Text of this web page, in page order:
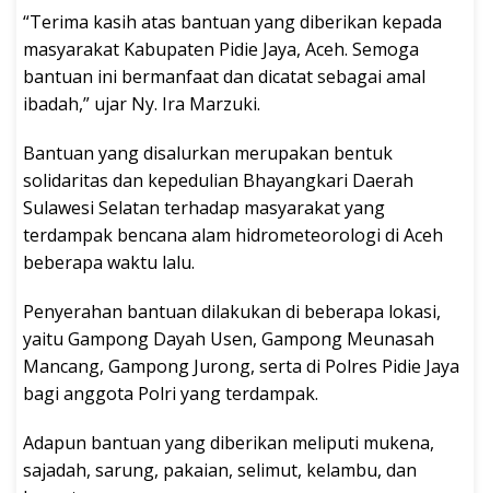
“Terima kasih atas bantuan yang diberikan kepada
masyarakat Kabupaten Pidie Jaya, Aceh. Semoga
bantuan ini bermanfaat dan dicatat sebagai amal
ibadah,” ujar Ny. Ira Marzuki.
Bantuan yang disalurkan merupakan bentuk
solidaritas dan kepedulian Bhayangkari Daerah
Sulawesi Selatan terhadap masyarakat yang
terdampak bencana alam hidrometeorologi di Aceh
beberapa waktu lalu.
Penyerahan bantuan dilakukan di beberapa lokasi,
yaitu Gampong Dayah Usen, Gampong Meunasah
Mancang, Gampong Jurong, serta di Polres Pidie Jaya
bagi anggota Polri yang terdampak.
Adapun bantuan yang diberikan meliputi mukena,
sajadah, sarung, pakaian, selimut, kelambu, dan